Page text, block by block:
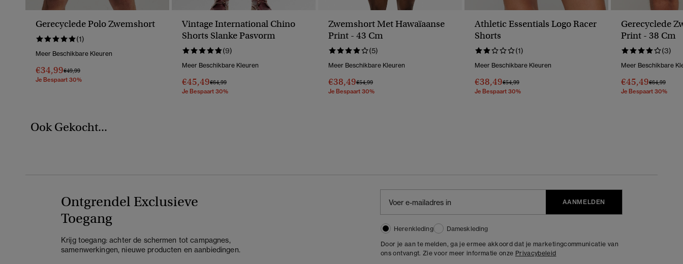
Gerecyclede Polo Zwemshort
(1)
Meer Beschikbare Kleuren
€34,99Prijs Verlaagd Van
€49,99Naar
Je Bespaart 30%
Vintage International Chino
Shorts Slanke Pasvorm
(9)
Meer Beschikbare Kleuren
€45,49Prijs Verlaagd Van
€64,99Naar
Je Bespaart 30%
Zwemshort Met Hawaïaanse
Print - 43 Cm
(5)
Meer Beschikbare Kleuren
€38,49Prijs Verlaagd Van
€54,99Naar
Je Bespaart 30%
Athletic Essentials Logo Racer
Shorts
(1)
Meer Beschikbare Kleuren
€38,49Prijs Verlaagd Van
€54,99Naar
Je Bespaart 30%
Gerecyclede
Print - 38 Cm
(3)
Meer Beschikbare
€45,49Prijs
€64,99Naar
Je Bespaart 30%
Ook Gekocht...
Ontgrendel Exclusieve
Toegang
Krijg toegang: achter de schermen tot campagnes,
samenwerkingen, nieuwe producten en aanbiedingen.
AANMELDEN
Herenkleding
Dameskleding
Door je aan te melden, ga je ermee akkoord dat je marketingcommunicatie van
ons ontvangt. Zie voor meer informatie onze Privacybeleid